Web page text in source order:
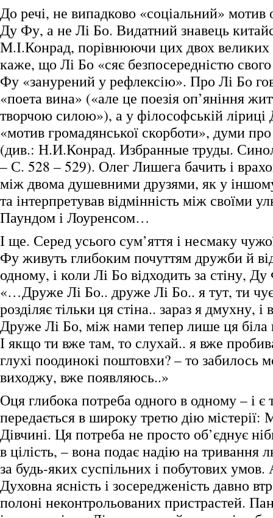
До речі, не випадково «соціальний» мотив
Ду Фу, а не Лі Бо. Видатний знавець
М.І.Конрад, порівнюючи цих двох великих
каже, що Лі Бо «сяє безпосередністю
Фу «занурений у рефлексію». Про Лі Бо
«поета вина» («але це поезія оп’яніння
творчою силою»), а у філософській
«мотив громадянської скорботи», думи
(див.: Н.И.Конрад. Избранные труды.
– С. 528 – 529). Олег Лишега бачить і
між двома душевними друзями, як у
та інтерпретував відмінність між своїми
Паундом і Лоуренсом…
І ще. Серед усього сум’яття і несмаку
Фу живуть глибоким почуттям дружби й
одному, і коли Лі Бо відходить за стіну,
«…Друже Лі Бо.. друже Лі Бо.. я тут, ти
розділяє тільки ця стіна.. зараз я дмухну, і
Друже Лі Бо, між нами тепер лише ця біла
І якщо ти вже там, то слухай.. я вже
глухі поодинокі поштовхи? – то забилось
виходжу, вже появляюсь..»
Оця глибока потреба одного в одному – і є
передається в широку третю дію
Дівчині. Ця потреба не просто об’єднує
в цілість, – вона подає надію на тривання
за будь-яких суспільних і побутових
Духовна ясність і зосередженість давно
полоні неконтрольованих пристрастей.